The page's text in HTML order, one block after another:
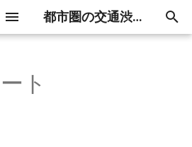
都市圏の交通渋滞対策
ョン
ト